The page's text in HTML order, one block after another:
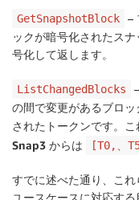
GetSnapshotBlock
–
ックが暗号化されたス
号化して返します。
ListChangedBlocks
の間で変更があるブロ
されたトークンです。こ
Snap3 からは [T0,、
すでに述べた通り、こ